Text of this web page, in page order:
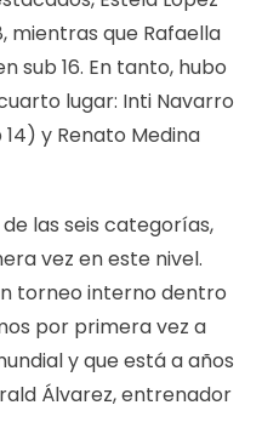
mientras que Rafaella
sub 16. En tanto, hubo
lugar: Inti Navarro
y Renato Medina
las seis categorías,
vez en este nivel.
torneo interno dentro
por primera vez a
y que está a años
Álvarez, entrenador